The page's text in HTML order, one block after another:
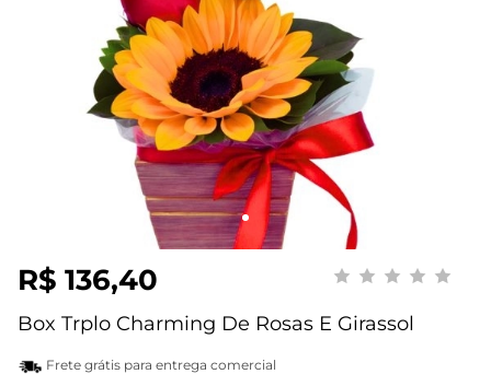
R$ 136,40
Box Trplo Charming De Rosas E Girassol
Frete grátis para entrega comercial